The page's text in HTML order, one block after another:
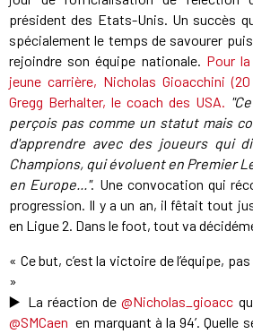
président des Etats-Unis. Un succès
spécialement le temps de savourer
rejoindre son équipe nationale. Pour
jeune carrière, Nicholas Gioacchini
Gregg Berhalter, le coach des USA.
perçois pas comme un statut mais
d'apprendre avec des joueurs qui
Champions, qui évoluent en Premier
en Europe...". Une convocation qui
progression. Il y a un an, il fêtait tout
en Ligue 2. Dans le foot, tout va
« Ce but, c’est la victoire de l’équipe,
»
▶️ La réaction de ⁦⁦@Nicholas_gioacc
@SMCaen
en marquant à la 94’. Quelle